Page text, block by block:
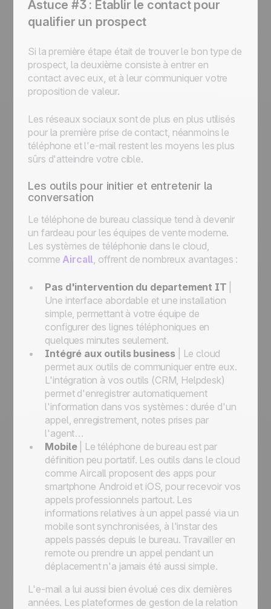
Astuce #3 : Etablir le contact pour
qualifier un prospect
Si la première étape était de trouver le bon type de
prospect, la deuxième consiste à entrer en
contact avec eux, et à leur communiquer votre
proposition de valeur.
Les réseaux sociaux sont de plus en plus utilisés
pour la première prise de contact, néanmoins le
téléphone et l'e-mail restent les moyens les plus
sûrs d'atteindre votre cible.
Les outils pour initier et entretenir la
conversation
Le téléphone de bureau classique tend à devenir
un fardeau pour les équipes de vente moderne.
Les systèmes de téléphonie dans le cloud,
comme Aircall, offrent de nombreux avantages :
Pas d'intervention du departement IT
Une interface abordable et une installation
simple, permettant à votre équipe de
configurer des lignes téléphoniques en
quelques minutes seulement.
Intégré aux outils business | Le cloud
permet aux outils de communiquer entre eux.
L'intégration à vos outils (CRM, Helpdesk)
permet d'enregistrer automatiquement
l'information dans vos systèmes : durée d'un
appel, enregistrement, notes prises par
l'agent…
Mobile| Le téléphone de bureau est par
définition peu portatif. Les outils dans le cloud
comme Aircall proposent des apps pour
smartphone Android et iOS, pour recevoir vos
appels professionnels partout. Les
informations relatives à un appel passé via un
mobile sont synchronisées, à l'instar des
appels passés depuis le bureau. Travailler en
remote ou prendre un appel pendant un
déplacement n'a jamais été aussi simple.
L'e-mail a lui aussi bien évolué ces dix dernières
années. Les plateformes de gestion de la relation